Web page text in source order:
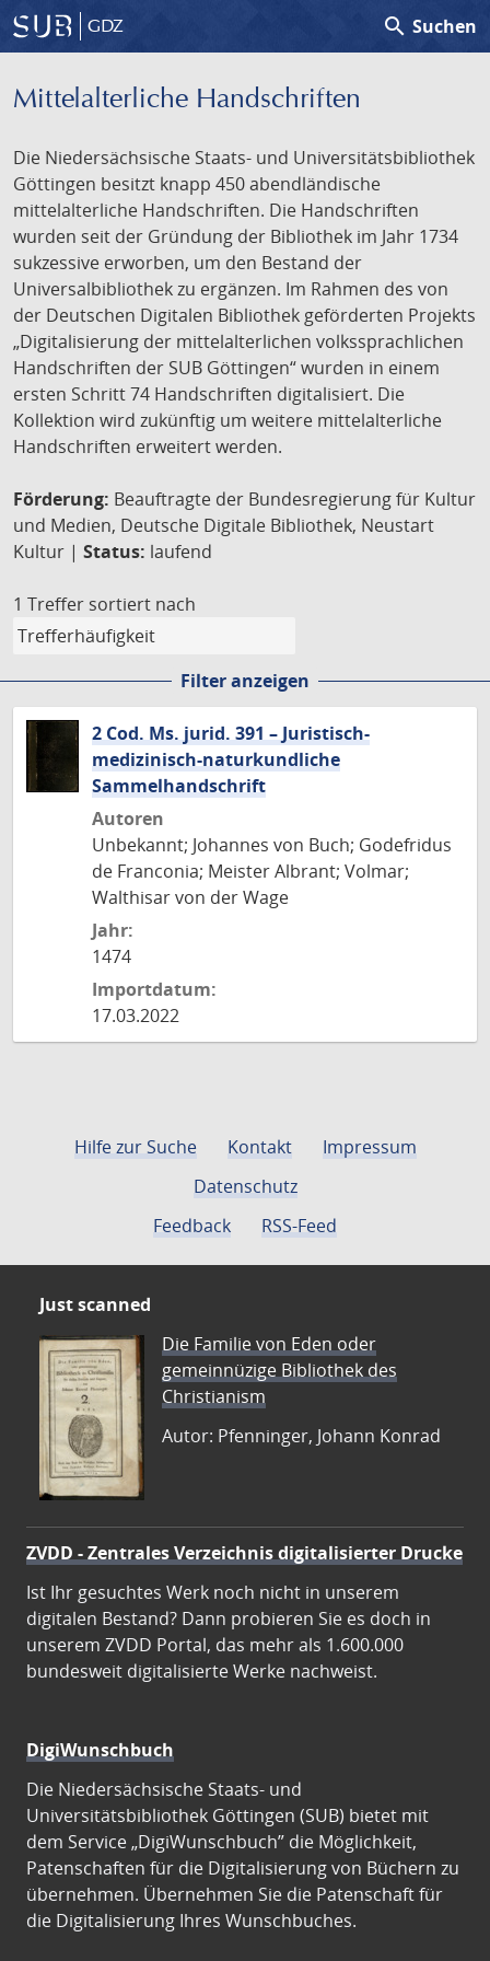
GDZ search Suchen
Mittelalterliche Handschriften
Die Niedersächsische Staats- und Universitätsbibliothek
Göttingen besitzt knapp 450 abendländische
mittelalterliche Handschriften. Die Handschriften
wurden seit der Gründung der Bibliothek im Jahr 1734
sukzessive erworben, um den Bestand der
Universalbibliothek zu ergänzen. Im Rahmen des von
der Deutschen Digitalen Bibliothek geförderten Projekts
„Digitalisierung der mittelalterlichen volkssprachlichen
Handschriften der SUB Göttingen“ wurden in einem
ersten Schritt 74 Handschriften digitalisiert. Die
Kollektion wird zukünftig um weitere mittelalterliche
Handschriften erweitert werden.
Förderung: Beauftragte der Bundesregierung für Kultur
und Medien, Deutsche Digitale Bibliothek, Neustart
Kultur | Status: laufend
1 Treffer sortiert nach
Filter anzeigen
2 Cod. Ms. jurid. 391 – Juristisch-
medizinisch-naturkundliche
Sammelhandschrift
Autoren
Unbekannt; Johannes von Buch; Godefridus
de Franconia; Meister Albrant; Volmar;
Walthisar von der Wage
Jahr:
1474
Importdatum:
17.03.2022
Hilfe zur Suche Kontakt
Impressum
Datenschutz
Feedback
RSS-Feed
Just scanned
Die Familie von Eden oder
gemeinnüzige Bibliothek des
Christianism
Autor: Pfenninger, Johann Konrad
ZVDD - Zentrales Verzeichnis digitalisierter Drucke
Ist Ihr gesuchtes Werk noch nicht in unserem
digitalen Bestand? Dann probieren Sie es doch in
unserem ZVDD Portal, das mehr als 1.600.000
bundesweit digitalisierte Werke nachweist.
DigiWunschbuch
Die Niedersächsische Staats- und
Universitätsbibliothek Göttingen (SUB) bietet mit
dem Service „DigiWunschbuch” die Möglichkeit,
Patenschaften für die Digitalisierung von Büchern zu
übernehmen. Übernehmen Sie die Patenschaft für
die Digitalisierung Ihres Wunschbuches.